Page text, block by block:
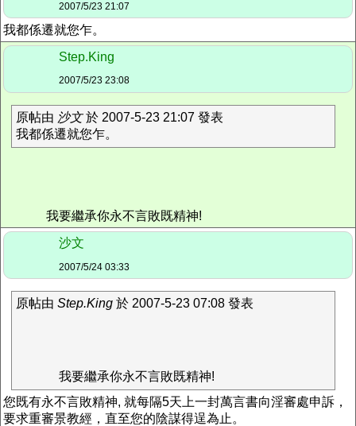
2007/5/23 21:07
我都係遷就您乍。
Step.King
2007/5/23 23:08
原帖由 沙文於 2007-5-23 21:07 發表
我都係遷就您乍。
我要繼承你永不言敗既精神!
沙文
2007/5/24 03:33
原帖由 Step.King 於 2007-5-23 07:08 發表
我要繼承你永不言敗既精神!
您既有永不言敗精神, 就每隔5天上一封萬言書向淫審處申訴，
要求重審景教經，直至您的陰謀得逞為止。